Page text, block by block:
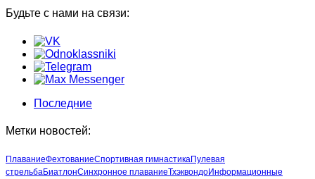
Будьте с нами на связи:
Последние
Метки новостей:
ПлаваниеФехтованиеСпортивная гимнастикаПулевая
стрельбаБиатлонСинхронное плаваниеТхэквондоИнформационные